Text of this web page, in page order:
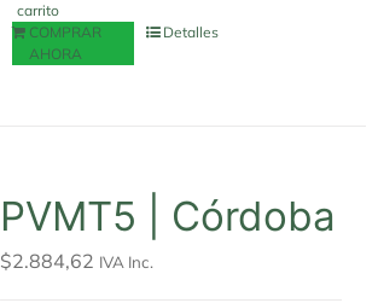
carrito
COMPRAR
AHORA
Detalles
PVMT5 | Córdoba
$2.884,62 IVA Inc.